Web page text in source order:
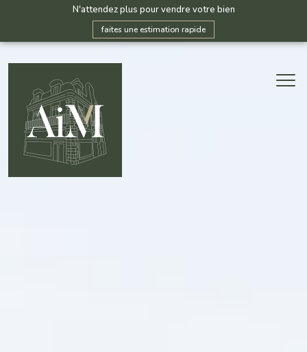
N'attendez plus pour vendre votre bien
faites une estimation rapide